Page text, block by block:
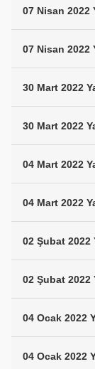
07 Nisan 2022
07 Nisan 2022
30 Mart 2022
30 Mart 2022
04 Mart 2022
04 Mart 2022
02 Şubat 2022
02 Şubat 2022
04 Ocak 2022
04 Ocak 2022